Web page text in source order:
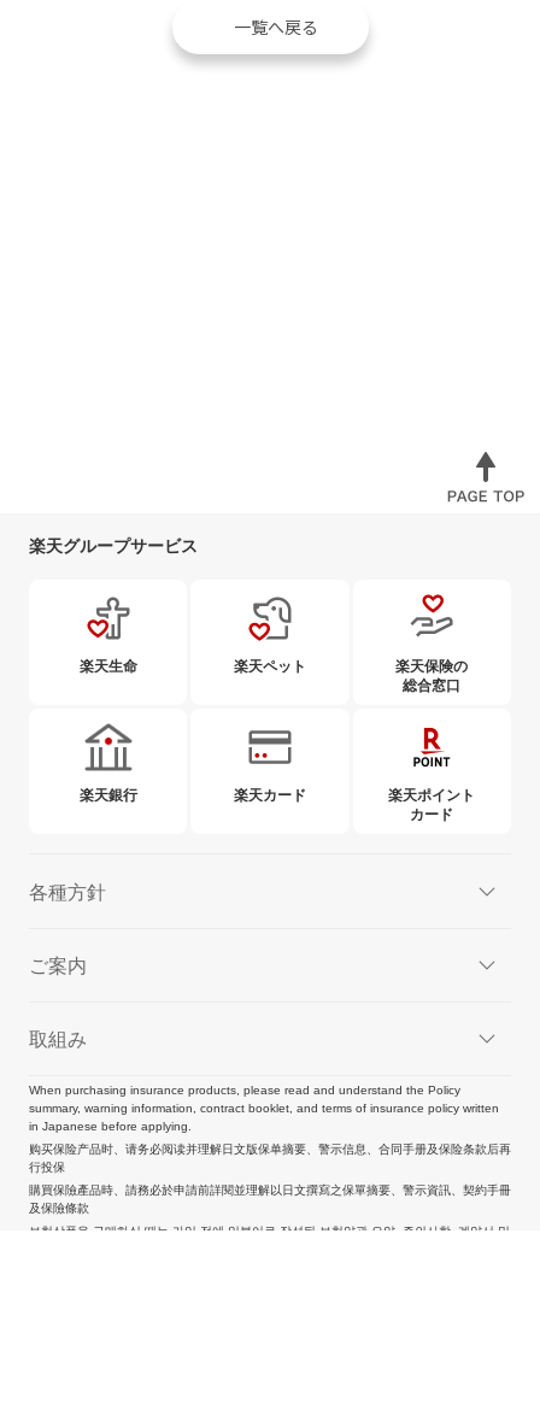
一覧へ戻る
楽天グループサービス
楽天生命 楽天ペット
楽天保険の
総合窓口
楽天銀行 楽天カード
楽天ポイント
カード
各種方針
ご案内
取組み
When purchasing insurance products, please read and understand the Policy
summary, warning information, contract booklet, and terms of insurance policy written
in Japanese before applying.
购买保险产品时、请务必阅读并理解日文版保单摘要、警示信息、合同手册及保险条款后再
行投保
購買保險產品時、請務必於申請前詳閱並理解以日文撰寫之保單摘要、警示資訊、契約手冊
及保險條款
보험상품을 구매하실 때는 가입 전에 일본어로 작성된 보험약관 요약, 주의사항, 계약서 및